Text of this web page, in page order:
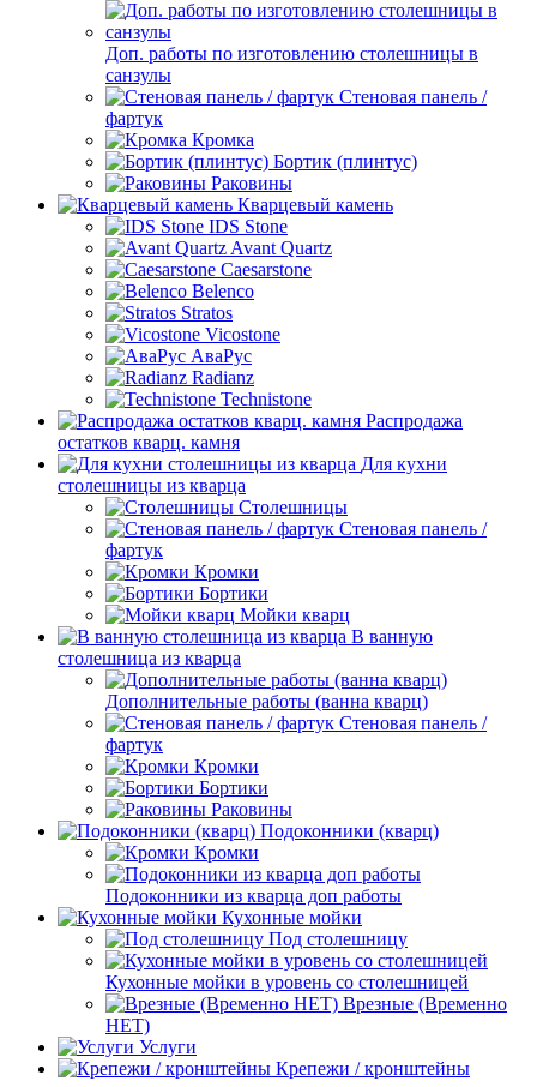
Доп. работы по изготовлению столешницы в
санзулы
Стеновая панель /
фартук
Кромка
Бортик (плинтус)
Раковины
Кварцевый камень
IDS Stone
Avant Quartz
Caesarstone
Belenco
Stratos
Vicostone
АваРус
Radianz
Technistone
Распродажа
остатков кварц. камня
Для кухни
столешницы из кварца
Столешницы
Стеновая панель /
фартук
Кромки
Бортики
Мойки кварц
В ванную
столешница из кварца
Дополнительные работы (ванна кварц)
Стеновая панель /
фартук
Кромки
Бортики
Раковины
Подоконники (кварц)
Кромки
Подоконники из кварца доп работы
Кухонные мойки
Под столешницу
Кухонные мойки в уровень со столешницей
Врезные (Временно
НЕТ)
Услуги
Крепежи / кронштейны